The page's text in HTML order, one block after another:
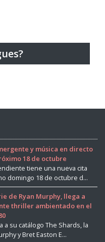
y música en directo
18 de octubre
tiene una nueva cita
domingo 18 de octubre d...
de Ryan Murphy, llega a
thriller ambientado en el
a su catálogo The Shards, la
y Bret Easton E...